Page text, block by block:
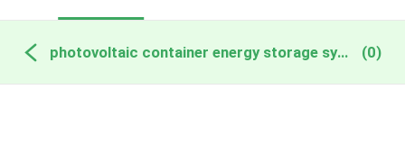
photovoltaic container energy storage system online manufacture (0)